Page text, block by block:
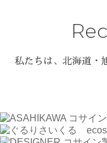
私たちは、北海道・